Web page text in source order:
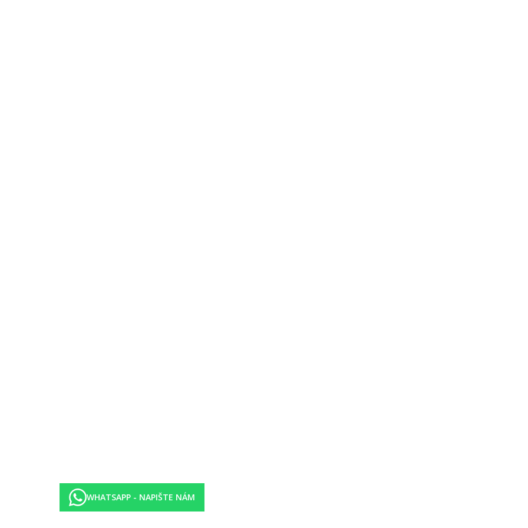
nebo večeře. Plná penze zahrnuje snídaně, obědy a večeře. Snídaně, obědy a večeře pouze ve vybraných restauracích.
služby jsou závislé na ročním období a na místních klimatických podmínkách. Jazyky: angličtina. Kreditní karty: Visa a
sejfem (zdarma) a satelit.TV (velikost: cca 25 m²).
sejfem (zdarma) a satelit.TV (velikost: cca 25 m²).
sejfem (zdarma) a satelit.TV (velikost: cca 25 m²).
WHATSAPP - NAPIŠTE NÁM